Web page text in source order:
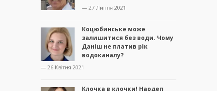
— 27 Липня 2021
Коцюбинське може
залишитися без води. Чому
Даніш не платив рік
водоканалу?
— 26 Квітня 2021
Клочка в клочки! Нардеп